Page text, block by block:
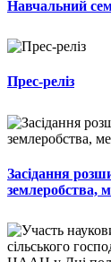
Навчальний
Прес-реліз
Засідання
землеробства,